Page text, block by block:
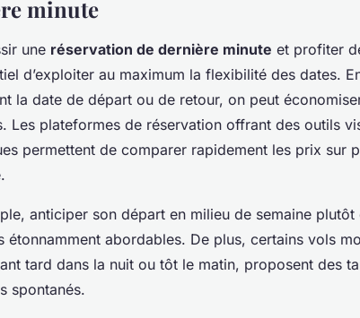
minute
une réservation de dernière minute et profiter
d’exploiter au maximum la flexibilité des dates.
la date de départ ou de retour, on peut
Les plateformes de réservation offrant des outils
permettent de comparer rapidement les prix sur
anticiper son départ en milieu de semaine
étonnamment abordables. De plus, certains vols
tard dans la nuit ou tôt le matin, proposent des
spontanés.